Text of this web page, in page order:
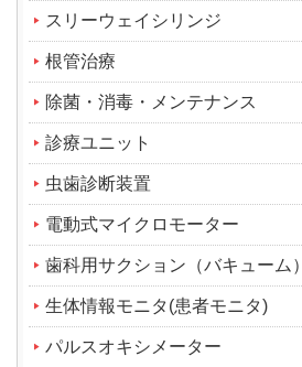
スリーウェイシリンジ
根管治療
除菌・消毒・メンテナンス
診療ユニット
虫歯診断装置
電動式マイクロモーター
歯科用サクション（バキューム）
生体情報モニタ(患者モニタ)
パルスオキシメーター